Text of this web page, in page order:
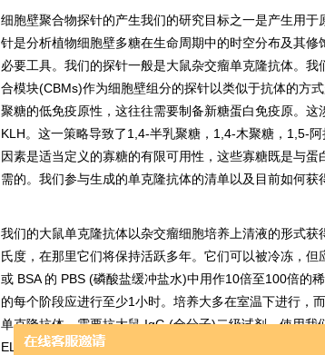
细胞壁聚合物探针的产生我们的研究目标之一是产生用
针是分析植物细胞壁多糖在生命周期中的时空分布及其
必要工具。我们的探针一般是大鼠杂交瘤单克隆抗体。
合模块(CBMs)作为细胞壁组分的探针以类似于抗体的方
聚糖的低免疫原性，这往往需要制备新糖蛋白免疫原。
KLH。这一策略导致了1,4-半乳聚糖， 1,4-木聚糖， 1,5-
因素是适当定义的寡糖的有限可用性，这些寡糖既是与
需的。我们参与生成的单克隆抗体的清单以及目前如何获
我们的大鼠单克隆抗体以杂交瘤细胞培养上清液的形式获
氏度，在那里它们将保持活跃多年。它们可以被冷冻，但
或 BSA 的 PBS (磷酸盐缓冲盐水)中用作10倍至100倍的
的每个阶段应进行至少1小时。培养大多在室温下进行，而
单克隆抗体，需要抗大鼠IgG (全分子)二级试剂。使用我
ELISA分析植物细胞壁聚糖连接的新方案。使用大鼠单克